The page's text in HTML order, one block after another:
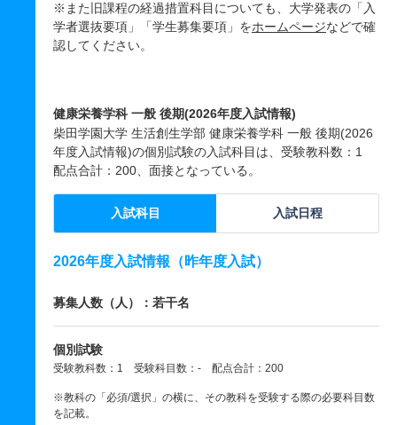
※また旧課程の経過措置科目についても、大学発表の「入
学者選抜要項」「学生募集要項」をホームページなどで確
認してください。
健康栄養学科 一般 後期(2026年度入試情報)
柴田学園大学 生活創生学部 健康栄養学科 一般 後期(2026
年度入試情報)の個別試験の入試科目は、受験教科数：1
配点合計：200、面接となっている。
入試科目 入試日程
2026年度入試情報（昨年度入試）
募集人数（人）：若干名
個別試験
受験教科数：1 受験科目数：- 配点合計：200
※教科の「必須/選択」の横に、その教科を受験する際の必要科目数
を記載。